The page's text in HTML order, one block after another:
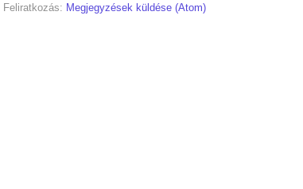
Feliratkozás: Megjegyzések küldése (Atom)